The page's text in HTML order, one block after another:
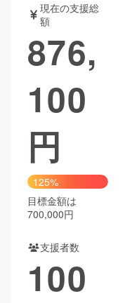
書籍・雑誌
チャレンジ
Creation
コミュニティ
現在の支援総
額
876,
100
円
125%
目標金額は
700,000円
支援者数
100